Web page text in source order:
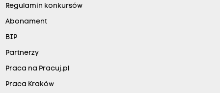
Regulamin konkursów
Abonament
BIP
Partnerzy
Praca na Pracuj.pl
Praca Kraków